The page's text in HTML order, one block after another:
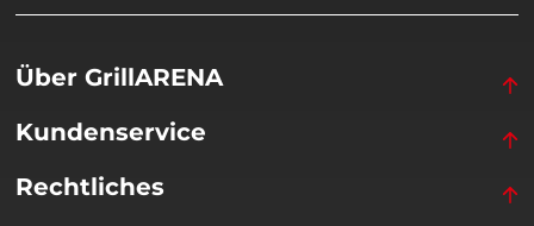
Über GrillARENA
Kundenservice
Rechtliches